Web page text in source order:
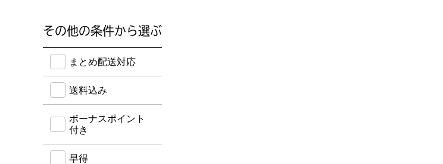
その他の条件から選ぶ
送料込み・ボーナスポイント付き・早得・期間限定商品から絞り込むことができます。
まとめ配送対応
送料込み
ボーナスポイント
付き
早得